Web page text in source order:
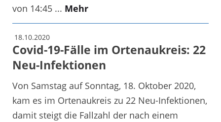
von 14:45 ... Mehr
18.10.2020
Covid-19-Fälle im Ortenaukreis: 22
Neu-Infektionen
Von Samstag auf Sonntag, 18. Oktober 2020,
kam es im Ortenaukreis zu 22 Neu-Infektionen,
damit steigt die Fallzahl der nach einem